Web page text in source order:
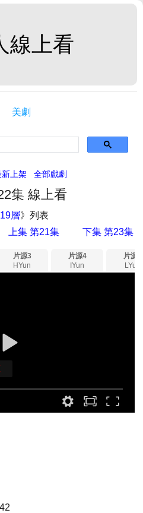
線上看
美劇
新上架 全部戲劇
集 線上看
19層》列表
下集 第23集
上集 第21集
片源3
HYun
片源4
IYun
片源5
LYun